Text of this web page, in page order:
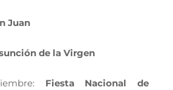
Juan
de la Virgen
Fiesta Nacional de